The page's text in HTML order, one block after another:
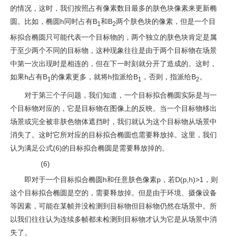
的情况，这时，我们按照占有像素数目最多的肤色块像素来更新椭
圆。比如，椭圆h同时占有B1 和B2两个肤色块的像素，但是一个目
标拟合椭圆只可能代表一个目标物的，两个独立的肤色块肯定是属
于至少两个不同的目标物，这种现象往往是由于两个目标物在场景
中第一次出现时是相连的，但在下一时刻就分开了造成的。这时，
如果h占有B1 的像素更多，就将h指派给B1 ，否则，指派给B2 。
对于第三个子问题，我们知道，一个目标拟合椭圆实际是与一
个目标物对应的，它是目标物在图像上的反映。当一个目标物移出
场景或完全被非肤色物体遮挡时，我们就认为这个目标物从场景中
消失了。这时它所对应的目标拟合椭圆也需要释放掉。这里，我们
认为满足公式(6)的目标拟合椭圆是需要释放掉的。
(6)
即对于一个目标拟合椭圆h和任意肤色像素p，若D(p,h)>1，则
这个目标拟合椭圆是空的，需要释放掉。但是由于环境、摄像设备
等因素，可能在某帧并没检测到目标物但目标物仍然在场景中。所
以我们往往认为连续多帧都未检测到目标物才认为它是从场景中消
失了。